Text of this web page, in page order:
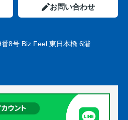
お問い合わせ
8号 Biz Feel 東日本橋 6階